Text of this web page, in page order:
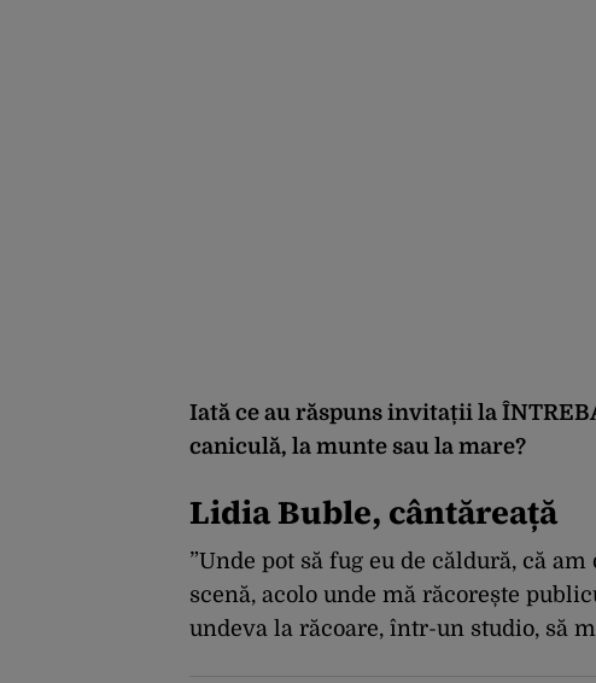
Iată ce au răspuns invitații la
caniculă, la munte sau la mare?
Lidia Buble, cântăreață
”Unde pot să fug eu de căldură, că
scenă, acolo unde mă răcorește
undeva la răcoare, într-un studio, să